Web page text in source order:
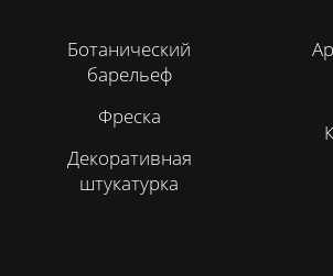
Ботанический
барельеф
Фреска
Декоративная
штукатурка